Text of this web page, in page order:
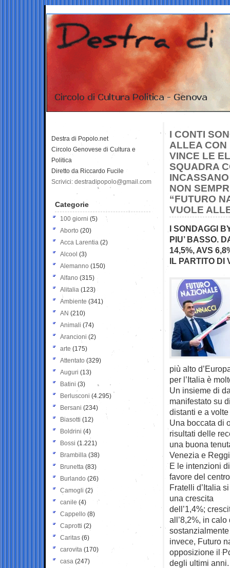
I CONTI
ALLEA CON
VINCE LE
SQUADRA
NON
“FUTURO
VUOLE
I SONDAGGI
PIU’ BASSO.
14,5%, AVS
IL PARTITO DI
più alto
per l’Italia è
Un insieme di
manifestato su
distanti e a
Una boccata di
risultati delle
una buona
Venezia e
E le intenzioni
favore del
Fratelli d’Italia
una crescita
dell’1,4%;
all’8,2%, in
invece, Futuro
opposizione il
degli ultimi anni.
Destra di Popolo.net
Circolo Genovese di Cultura e
Politica
Diretto da Riccardo Fucile
Scrivici: destradipopolo@gmail.com
Categorie
100 giorni (5)
Aborto (20)
Acca Larentia (2)
Alcool (3)
Alemanno (150)
Alfano (315)
Alitalia (123)
Ambiente (341)
AN (210)
Animali (74)
Arancioni (2)
arte (175)
Attentato (329)
Auguri (13)
Batini (3)
Berlusconi (4.295)
Bersani (234)
Biasotti (12)
Boldrini (4)
Bossi (1.221)
Brambilla (38)
Brunetta (83)
Burlando (26)
Camogli (2)
canile (4)
Cappello (8)
Caprotti (2)
Caritas (6)
carovita (170)
casa (247)